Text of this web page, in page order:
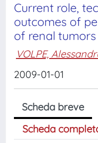
Current role,
outcomes of
of renal tumors
VOLPE,
2009-01-01
Scheda breve
Scheda